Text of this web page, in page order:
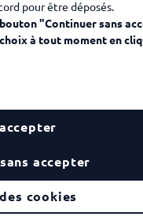
Ticket CESU
Edenred France
DÉCOUVREZ EDENRED
pour être déposés.
"Continuer sans
à tout moment en
cookies
accepter